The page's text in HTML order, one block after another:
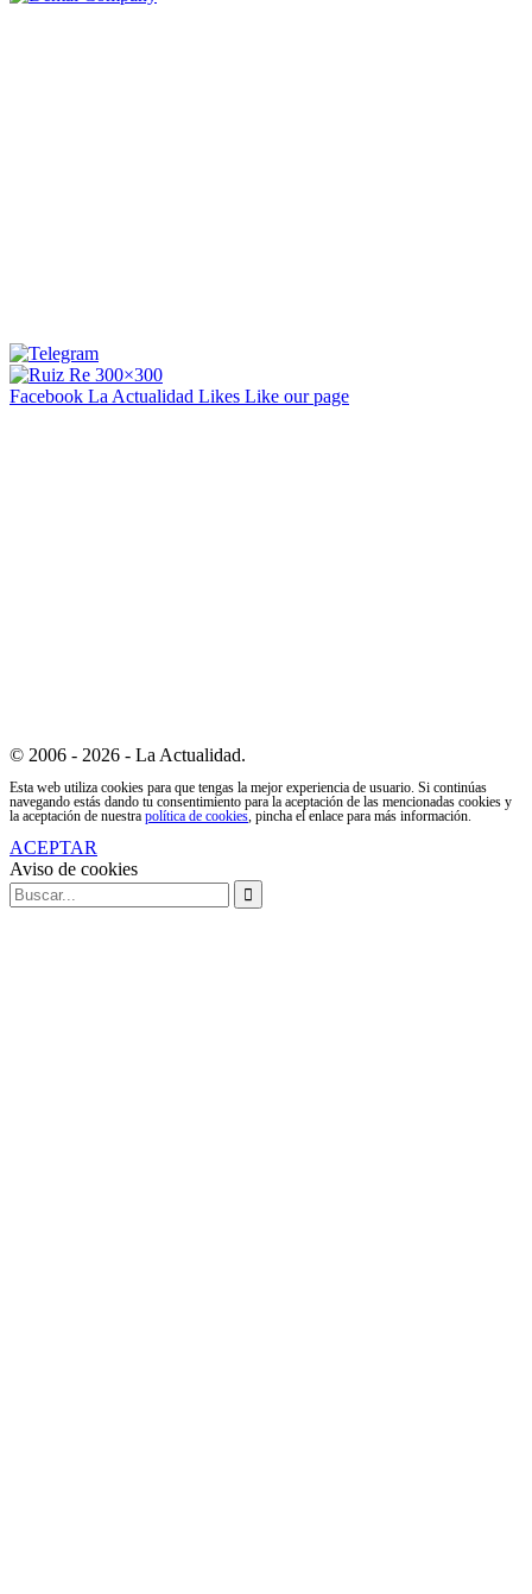
Facebook La Actualidad Likes Like our page
© 2006 - 2026 - La Actualidad.
Esta web utiliza cookies para que tengas la mejor experiencia de usuario. Si continúas
navegando estás dando tu consentimiento para la aceptación de las mencionadas cookies y
la aceptación de nuestra política de cookies, pincha el enlace para más información.
ACEPTAR
Aviso de cookies